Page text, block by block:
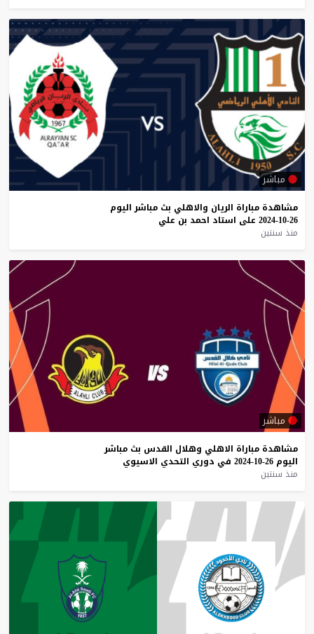
مباشر
مشاهدة مباراة الريان والاهلي بث مباشر اليوم
26-10-2024
على استاد احمد بن علي
منذ سنتين
مباشر
مشاهدة مباراة الاهلي وهلال القدس بث مباشر
اليوم 26-10-2024 في دوري التحدي الاسيوي
منذ سنتين